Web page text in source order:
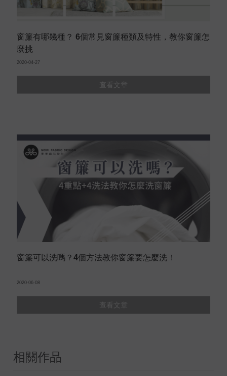
窗簾有哪幾種？ 6個常見窗簾種類及特性，教你窗簾怎
麼挑
2020-04-27
查看文章
窗簾可以洗嗎？4個方法教你窗簾要怎麼洗！
2020-06-08
查看文章
相關作品